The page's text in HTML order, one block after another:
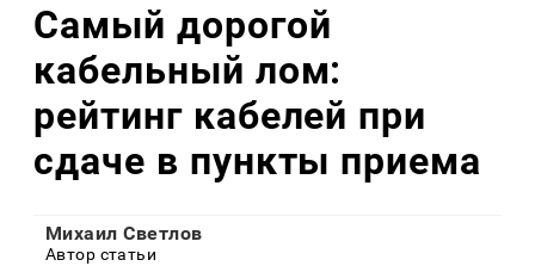
Самый дорогой
кабельный лом:
рейтинг кабелей при
сдаче в пункты приема
Михаил Светлов
Автор статьи